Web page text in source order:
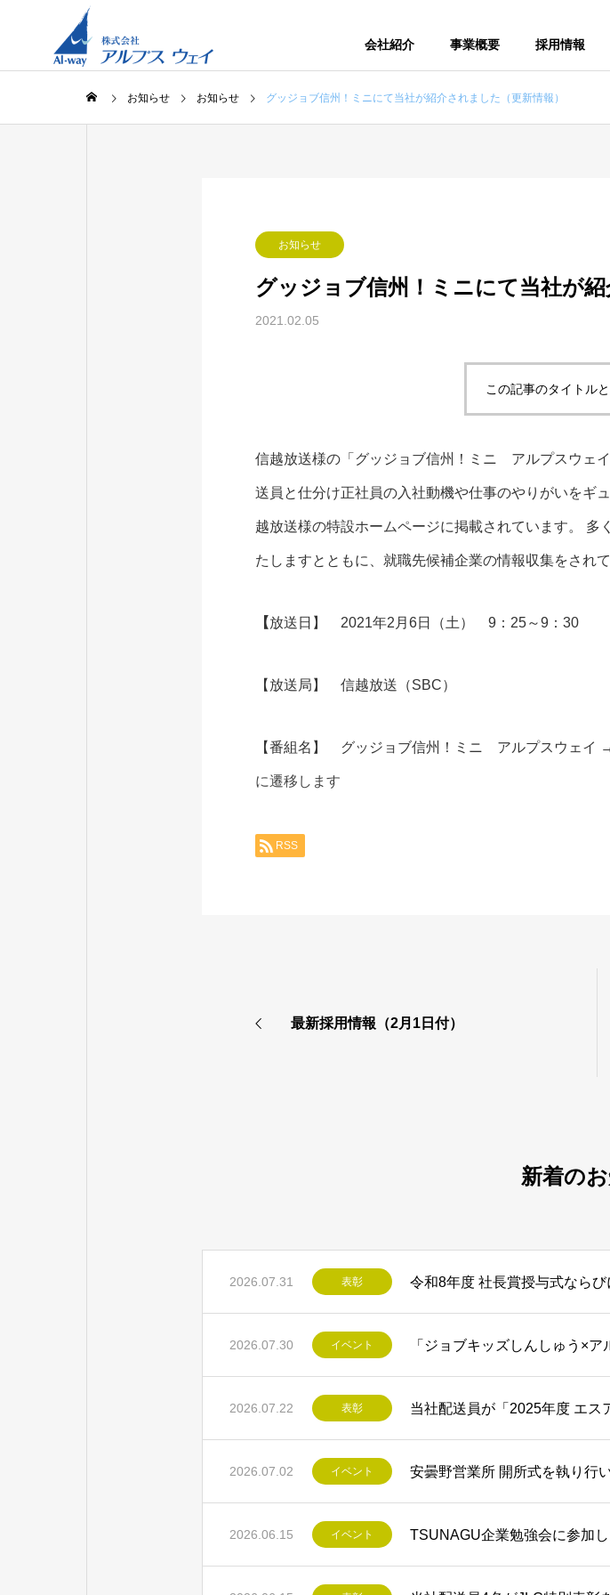
会社紹介 事業概要 採用情報
お知らせ お知らせ グッジョブ信州！ミニにて当社が紹介されました（更新情報）
お知らせ
グッジョブ信州！ミニにて当社が紹
2021.02.05
この記事のタイトル
信越放送様の「グッジョブ信州！ミニ アルプスウェ
送員と仕分け正社員の入社動機や仕事のやりがいをギ
越放送様の特設ホームページに掲載されています。
たしますとともに、就職先候補企業の情報収集をされ
【放送日】 2021年2月6日（土） 9：25～9：30
【放送局】 信越放送（SBC）
【番組名】 グッジョブ信州！ミニ アルプスウェイ
に遷移します
RSS
最新採用情報（2月1日付）
新着の
2026.07.31 表彰 令和8年度 社長賞授与式なら
2026.07.30 イベント 「ジョブキッズしんしゅう×
2026.07.22 表彰 当社配送員が「2025年度 エス
2026.07.02 イベント 安曇野営業所 開所式を執り行
2026.06.15 イベント TSUNAGU企業勉強会に参加